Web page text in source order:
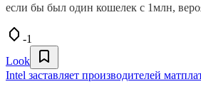
если бы был один кошелек с 1млн,
-1
Look
Intel заставляет производителей